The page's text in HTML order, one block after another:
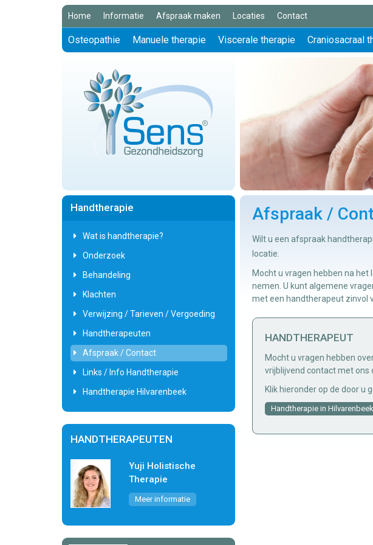
Home Informatie Afspraak maken Locaties Contact
Osteopathie Manuele therapie Viscerale therapie Craniosacraal
Afspraak /
Wilt u een afspraak
locatie.
Mocht u vragen hebben na
nemen. U kunt algemene
met een handtherapeut zinvol
HANDTHERAPEUT
Mocht u vragen hebben
vrijblijvend contact met ons
Klik hieronder op de door u
Handtherapie in Hilvarenbeek
HANDTHERAPEUTEN
Yuji Holistische
Therapie
Meer informatie
Handtherapie
Wat is handtherapie?
Onderzoek
Behandeling
Klachten
Verwijzing / Tarieven / Vergoeding
Handtherapeuten
Afspraak / Contact
Links / Info Handtherapie
Handtherapie Hilvarenbeek